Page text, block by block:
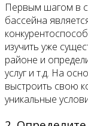
Первым шагом в
бассейна
изучить уже
районе и
услуг и т.д. На
выстроить свою
уникальные